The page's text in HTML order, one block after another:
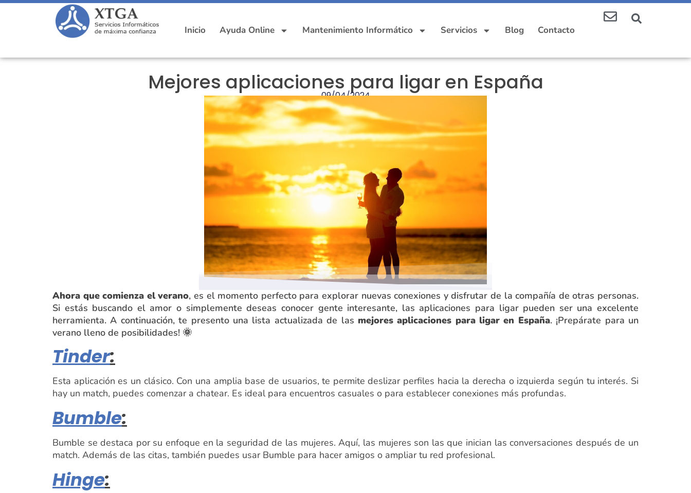
Inicio Ayuda Online Mantenimiento Informático Servicios Blog Contacto
Mejores aplicaciones para ligar en España
09/04/2024
Ahora que comienza el verano, es el momento perfecto para explorar nuevas conexiones y disfrutar de la compañía de otras personas.
Si estás buscando el amor o simplemente deseas conocer gente interesante, las aplicaciones para ligar pueden ser una excelente
herramienta. A continuación, te presento una lista actualizada de las mejores aplicaciones para ligar en España. ¡Prepárate para un
verano lleno de posibilidades! 🌞
Tinder:
Esta aplicación es un clásico. Con una amplia base de usuarios, te permite deslizar perfiles hacia la derecha o izquierda según tu interés. Si
hay un match, puedes comenzar a chatear. Es ideal para encuentros casuales o para establecer conexiones más profundas.
Bumble:
Bumble se destaca por su enfoque en la seguridad de las mujeres. Aquí, las mujeres son las que inician las conversaciones después de un
match. Además de las citas, también puedes usar Bumble para hacer amigos o ampliar tu red profesional.
Hinge: